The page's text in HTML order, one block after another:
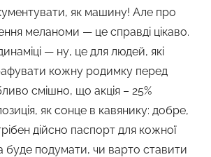
як машину! Але про
меланоми — це справді цікаво.
— ну, це для людей, які
кожну родимку перед
смішно, що акція – 25%
як сонце в кавянику: добре,
дійсно паспорт для кожної
буде подумати, чи варто ставити